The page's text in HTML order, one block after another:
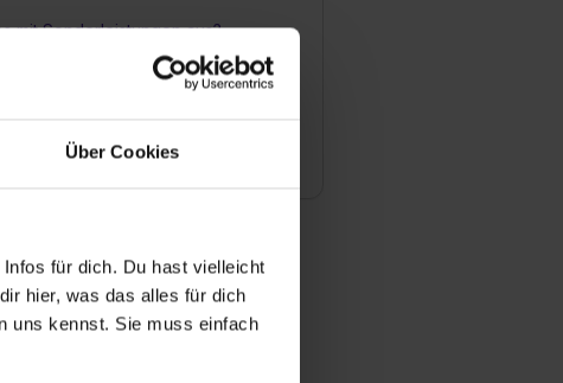
Über Cookies
für dich. Du hast vielleicht
hier, was das alles für dich
uns kennst. Sie muss einfach
mit Sonderleistungen aus?
Möglichkeit einen Teil der
im Ausland zu absolvieren?
gibt es für